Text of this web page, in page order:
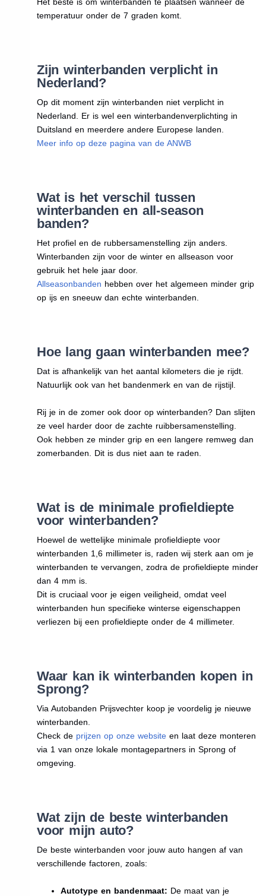
temperatuur onder de 7 graden komt.
Zijn winterbanden verplicht in
Nederland?
Op dit moment zijn winterbanden niet verplicht in
Nederland. Er is wel een winterbandenverplichting in
Duitsland en meerdere andere Europese landen.
Meer info op deze pagina van de ANWB
Wat is het verschil tussen
winterbanden en all-season
banden?
Het profiel en de rubbersamenstelling zijn anders.
Winterbanden zijn voor de winter en allseason voor
gebruik het hele jaar door.
Allseasonbanden hebben over het algemeen minder grip
op ijs en sneeuw dan echte winterbanden.
Hoe lang gaan winterbanden mee?
Dat is afhankelijk van het aantal kilometers die je rijdt.
Natuurlijk ook van het bandenmerk en van de rijstijl.
Rij je in de zomer ook door op winterbanden? Dan slijten
ze veel harder door de zachte ruibbersamenstelling.
Ook hebben ze minder grip en een langere remweg dan
zomerbanden. Dit is dus niet aan te raden.
Wat is de minimale profieldiepte
voor winterbanden?
Hoewel de wettelijke minimale profieldiepte voor
winterbanden 1,6 millimeter is, raden wij sterk aan om je
winterbanden te vervangen, zodra de profieldiepte minder
dan 4 mm is.
Dit is cruciaal voor je eigen veiligheid, omdat veel
winterbanden hun specifieke winterse eigenschappen
verliezen bij een profieldiepte onder de 4 millimeter.
Waar kan ik winterbanden kopen in
Sprong?
Via Autobanden Prijsvechter koop je voordelig je nieuwe
winterbanden.
Check de prijzen op onze websiteen laat deze monteren
via 1 van onze lokale montagepartners in Sprong of
omgeving.
Wat zijn de beste winterbanden
voor mijn auto?
De beste winterbanden voor jouw auto hangen af van
verschillende factoren, zoals:
Autotype en bandenmaat: De maat van je